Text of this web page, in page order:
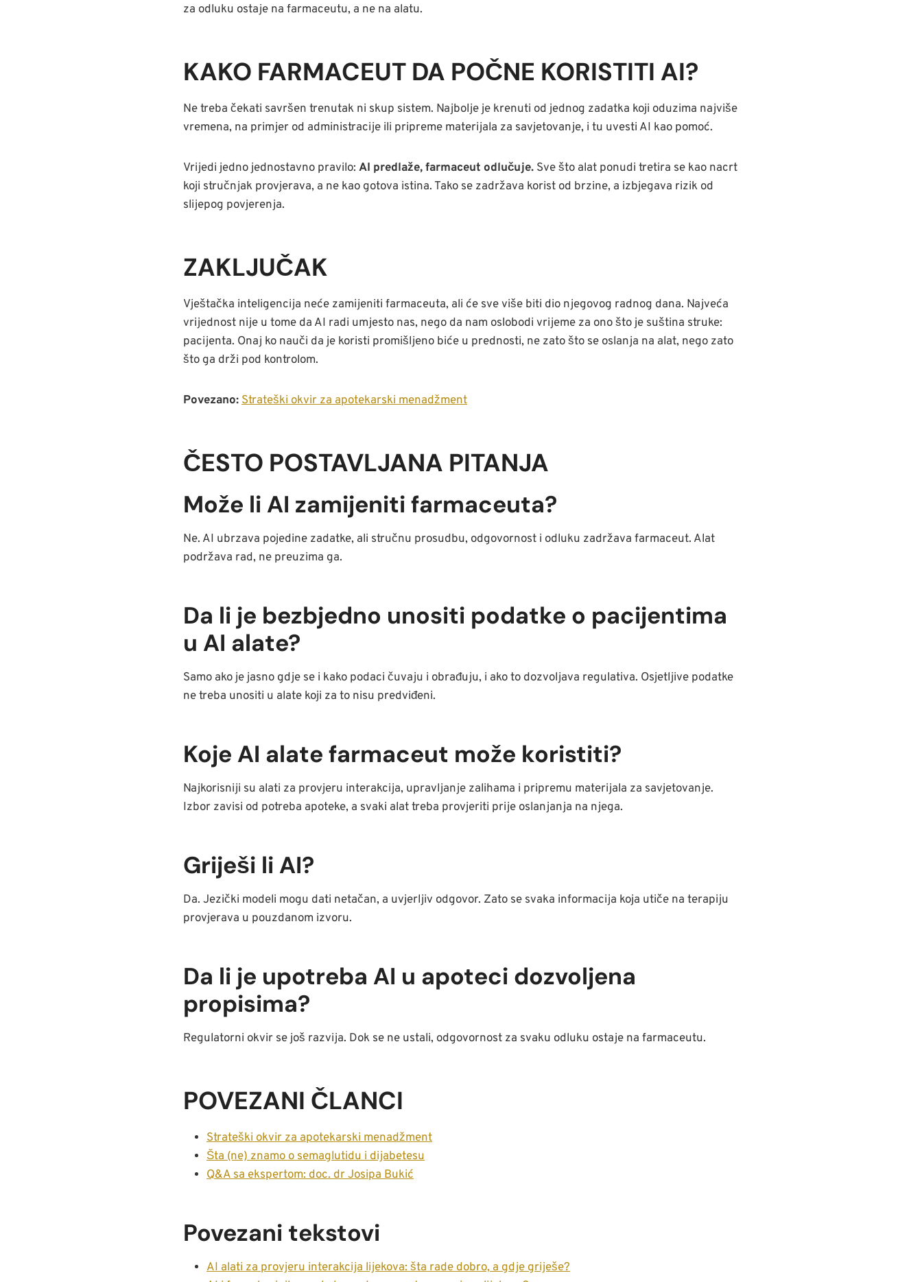
za odluku ostaje na farmaceutu, a ne na alatu.
KAKO FARMACEUT DA POČNE KORISTITI AI?
Ne treba čekati savršen trenutak ni skup sistem. Najbolje je krenuti od jednog zadatka koji oduzima najviše
vremena, na primjer od administracije ili pripreme materijala za savjetovanje, i tu uvesti AI kao pomoć.
Vrijedi jedno jednostavno pravilo: AI predlaže, farmaceut odlučuje. Sve što alat ponudi tretira se kao nacrt
koji stručnjak provjerava, a ne kao gotova istina. Tako se zadržava korist od brzine, a izbjegava rizik od
slijepog povjerenja.
ZAKLJUČAK
Vještačka inteligencija neće zamijeniti farmaceuta, ali će sve više biti dio njegovog radnog dana. Najveća
vrijednost nije u tome da AI radi umjesto nas, nego da nam oslobodi vrijeme za ono što je suština struke:
pacijenta. Onaj ko nauči da je koristi promišljeno biće u prednosti, ne zato što se oslanja na alat, nego zato
što ga drži pod kontrolom.
Povezano:Strateški okvir za apotekarski menadžment
ČESTO POSTAVLJANA PITANJA
Može li AI zamijeniti farmaceuta?
Ne. AI ubrzava pojedine zadatke, ali stručnu prosudbu, odgovornost i odluku zadržava farmaceut. Alat
podržava rad, ne preuzima ga.
Da li je bezbjedno unositi podatke o pacijentima
u AI alate?
Samo ako je jasno gdje se i kako podaci čuvaju i obrađuju, i ako to dozvoljava regulativa. Osjetljive podatke
ne treba unositi u alate koji za to nisu predviđeni.
Koje AI alate farmaceut može koristiti?
Najkorisniji su alati za provjeru interakcija, upravljanje zalihama i pripremu materijala za savjetovanje.
Izbor zavisi od potreba apoteke, a svaki alat treba provjeriti prije oslanjanja na njega.
Griješi li AI?
Da. Jezički modeli mogu dati netačan, a uvjerljiv odgovor. Zato se svaka informacija koja utiče na terapiju
provjerava u pouzdanom izvoru.
Da li je upotreba AI u apoteci dozvoljena
propisima?
Regulatorni okvir se još razvija. Dok se ne ustali, odgovornost za svaku odluku ostaje na farmaceutu.
POVEZANI ČLANCI
Strateški okvir za apotekarski menadžment
Šta (ne) znamo o semaglutidu i dijabetesu
Q&A sa ekspertom: doc. dr Josipa Bukić
Povezani tekstovi
AI alati za provjeru interakcija lijekova: šta rade dobro, a gdje griješe?